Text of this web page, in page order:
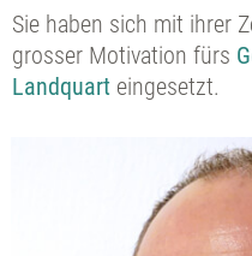
Sie haben sich mit ihrer
grosser Motivation fürs
Landquart eingesetzt.